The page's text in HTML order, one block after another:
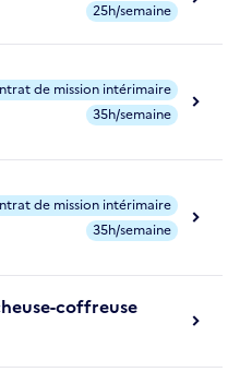
25h/semaine
de mission intérimaire
35h/semaine
de mission intérimaire
35h/semaine
coffreuse